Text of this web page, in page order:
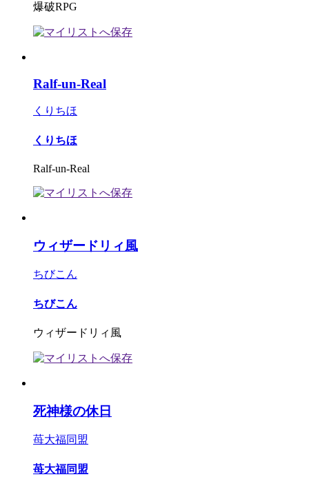
爆破RPG
Ralf-un-Real
くりちほ
くりちほ
Ralf-un-Real
ウィザードリィ風
ちびこん
ちびこん
ウィザードリィ風
死神様の休日
苺大福同盟
苺大福同盟